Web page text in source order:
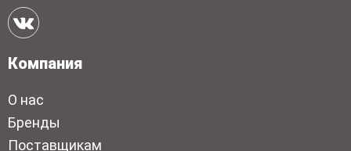
Компания
О нас
Бренды
Поставщикам